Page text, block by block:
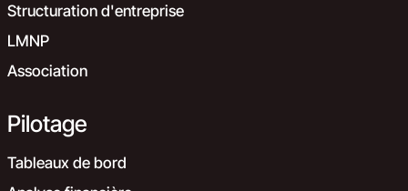
Structuration d'entreprise
LMNP
Association
Pilotage
Tableaux de bord